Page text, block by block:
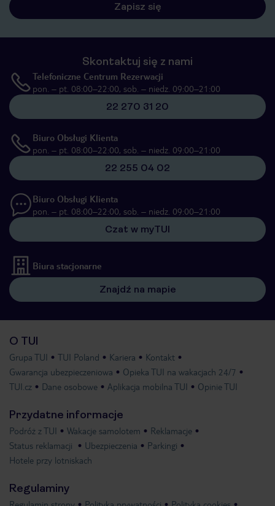
Zapisz się
Skontaktuj się z nami
Telefoniczne Centrum Rezerwacji
pon. – pt. 08:00–22:00, sob. – niedz. 09:00–21:00
22 270 31 20
Biuro Obsługi Klienta
pon. – pt. 08:00–22:00, sob. – niedz. 09:00–21:00
22 255 04 02
Biuro Obsługi Klienta
pon. – pt. 08:00–22:00, sob. – niedz. 09:00–21:00
Czat w myTUI
Biura stacjonarne
Znajdź na mapie
O TUI
Grupa TUI TUI Poland Kariera
Kontakt
Gwarancja ubezpieczeniowa
Opieka TUI na wakacjach 24/7
TUI.cz
Dane osobowe Aplikacja mobilna TUI Opinie TUI
Przydatne informacje
Podróż z TUI Wakacje samolotem
Reklamacje
Status reklamacji
Ubezpieczenia
Parkingi
Hotele przy lotniskach
Regulaminy